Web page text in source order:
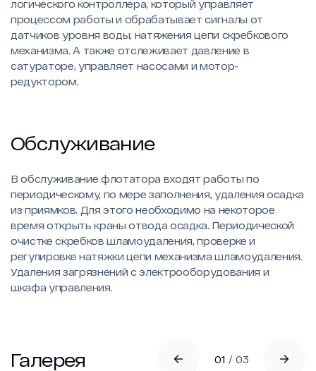
логического контроллера, который управляет
процессом работы и обрабатывает сигналы от
датчиков уровня воды, натяжения цепи скребкового
механизма. А также отслеживает давление в
сатураторе, управляет насосами и мотор-
редуктором.
Обслуживание
В обслуживание флотатора входят работы по
периодическому, по мере заполнения, удаления осадка
из приямков. Для этого необходимо на некоторое
время открыть краны отвода осадка. Периодической
очистке скребков шламоудаления, проверке и
регулировке натяжки цепи механизма шламоудаления.
Удаления загрязнений с электрооборудования и
шкафа управления.
Галерея 01 / 03